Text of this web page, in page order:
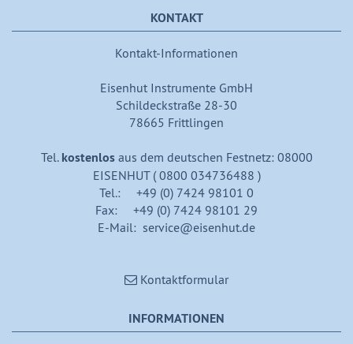
KONTAKT
Kontakt-Informationen
Eisenhut Instrumente GmbH
Schildeckstraße 28-30
78665 Frittlingen
Tel. kostenlosaus dem deutschen Festnetz: 08000
EISENHUT ( 0800 034736488 )
Tel.: +49 (0) 7424 98101 0
Fax: +49 (0) 7424 98101 29
E-Mail: service@eisenhut.de
Kontaktformular
INFORMATIONEN